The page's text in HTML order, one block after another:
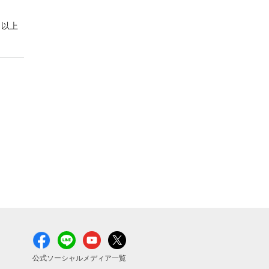
以上
公式ソーシャルメディア一覧